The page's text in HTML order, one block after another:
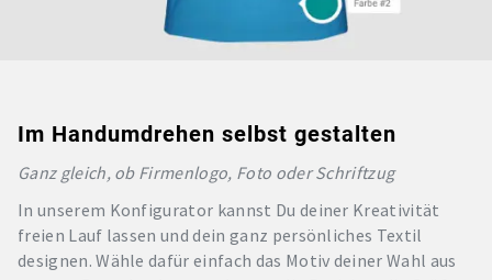
Im Handumdrehen selbst gestalten
Ganz gleich, ob Firmenlogo, Foto oder Schriftzug
In unserem Konfigurator kannst Du deiner Kreativität
freien Lauf lassen und dein ganz persönliches Textil
designen. Wähle dafür einfach das Motiv deiner Wahl aus